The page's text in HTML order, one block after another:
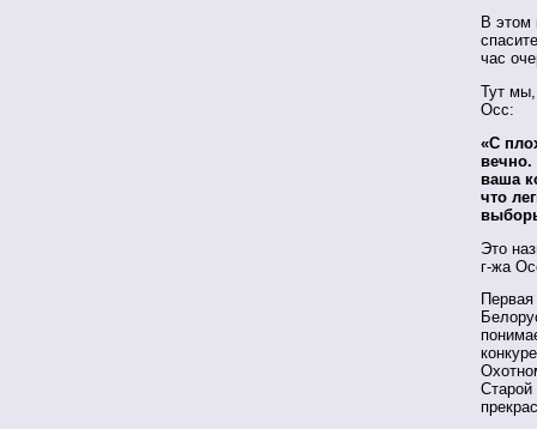
В этом
час
Тут мы,
Осс:
«С
вечно.
ваша
что
Это
г-жа